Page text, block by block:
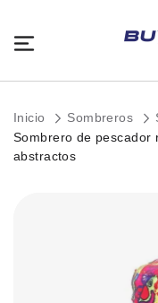
Inicio Sombreros
Sombrero de pescador
abstractos